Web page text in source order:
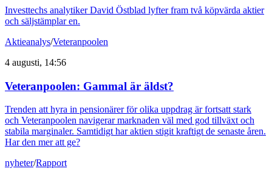
Investtechs analytiker David Östblad lyfter fram två köpvärda aktier
och säljstämplar en.
Aktieanalys/Veteranpoolen
4 augusti, 14:56
Veteranpoolen: Gammal är äldst?
Trenden att hyra in pensionärer för olika uppdrag är fortsatt stark
och Veteranpoolen navigerar marknaden väl med god tillväxt och
stabila marginaler. Samtidigt har aktien stigit kraftigt de senaste åren.
Har den mer att ge?
nyheter/Rapport